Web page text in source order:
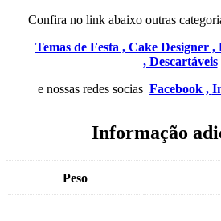
Confira no link abaixo outras
Temas de Festa , Cake Designer ,
, Descartáveis
e nossas redes socias Facebook ,
Informação
Peso